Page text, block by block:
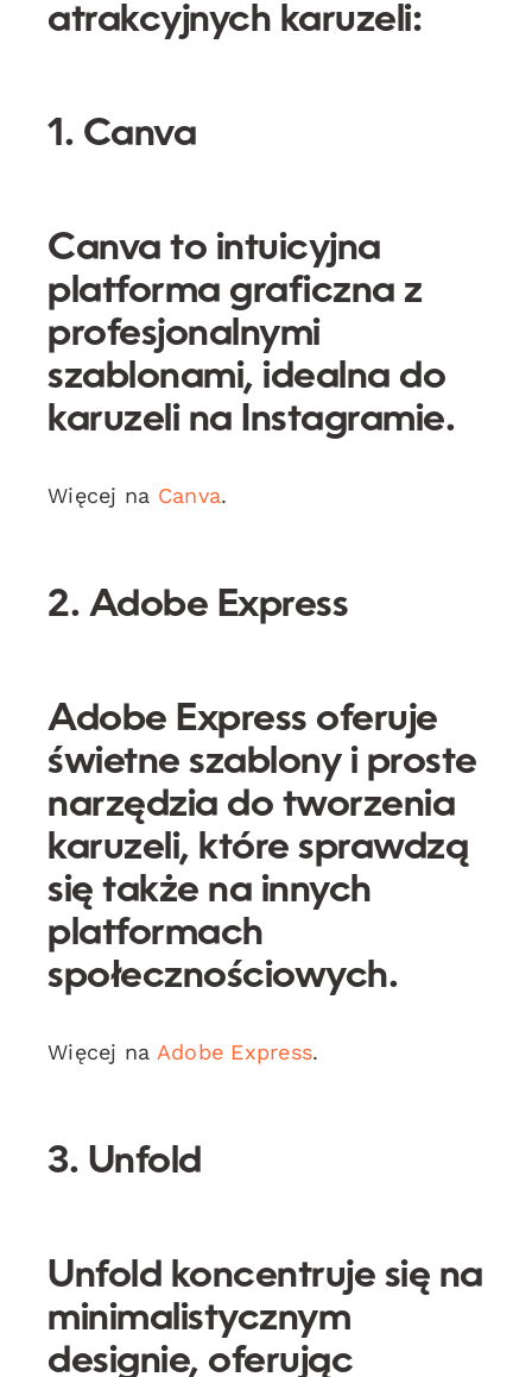
atrakcyjnych karuzeli:
1. Canva
Canva to intuicyjna
platforma graficzna z
profesjonalnymi
szablonami, idealna do
karuzeli na Instagramie.
Więcej na Canva.
2. Adobe Express
Adobe Express oferuje
świetne szablony i proste
narzędzia do tworzenia
karuzeli, które sprawdzą
się także na innych
platformach
społecznościowych.
Więcej na Adobe Express.
3. Unfold
Unfold koncentruje się na
minimalistycznym
designie, oferując